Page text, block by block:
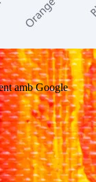
amb Google